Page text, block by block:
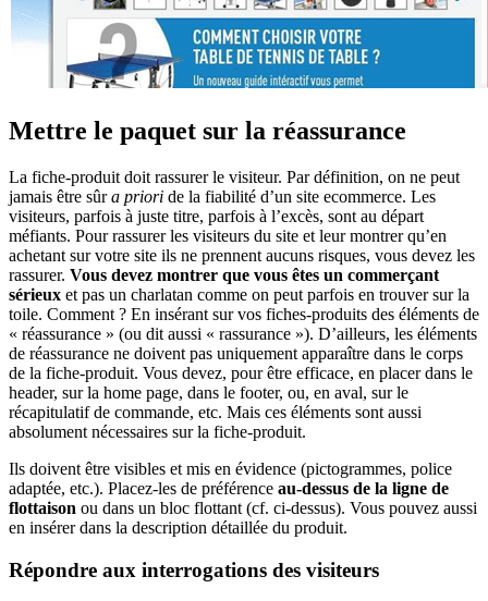
Mettre le paquet sur la réassurance
La fiche-produit doit rassurer le visiteur. Par définition, on ne peut
jamais être sûra priori de la fiabilité d’un site ecommerce. Les
visiteurs, parfois à juste titre, parfois à l’excès, sont au départ
méfiants. Pour rassurer les visiteurs du site et leur montrer qu’en
achetant sur votre site ils ne prennent aucuns risques, vous devez les
rassurer. Vous devez montrer que vous êtes un commerçant
sérieux et pas un charlatan comme on peut parfois en trouver sur la
toile. Comment ? En insérant sur vos fiches-produits des éléments de
« réassurance » (ou dit aussi « rassurance »). D’ailleurs, les éléments
de réassurance ne doivent pas uniquement apparaître dans le corps
de la fiche-produit. Vous devez, pour être efficace, en placer dans le
header, sur la home page, dans le footer, ou, en aval, sur le
récapitulatif de commande, etc. Mais ces éléments sont aussi
absolument nécessaires sur la fiche-produit.
Ils doivent être visibles et mis en évidence (pictogrammes, police
adaptée, etc.). Placez-les de préférence au-dessus de la ligne de
flottaison ou dans un bloc flottant (cf. ci-dessus). Vous pouvez aussi
en insérer dans la description détaillée du produit.
Répondre aux interrogations des visiteurs